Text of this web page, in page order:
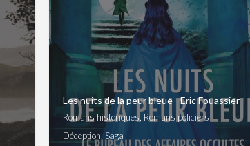
Les nuits de la peur bleue - Eric Fouassier
Romans historiques, Romans policiers
Déception, Saga